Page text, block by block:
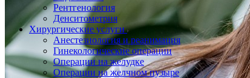
Рентгенология
Денситометрия
Хирургические услуги
Анестезиология и реанимация
Гинекологические операции
Операции на желудке
Операции на желчном пузыре